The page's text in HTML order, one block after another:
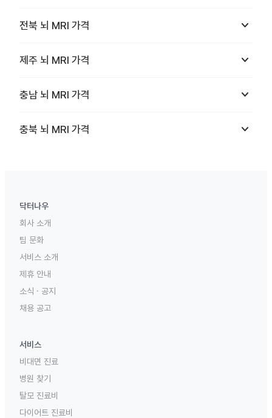
전북 뇌 MRI 가격 keyboard_arrow_down
제주 뇌 MRI 가격 keyboard_arrow_down
충남 뇌 MRI 가격 keyboard_arrow_down
충북 뇌 MRI 가격 keyboard_arrow_down
닥터나우
회사 소개
팀 문화
서비스 소개
제휴 안내
소식 · 공지
채용 공고
서비스
비대면 진료
병원 찾기
탈모 진료비
다이어트 진료비